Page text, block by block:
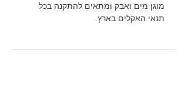
מוגן מים ואבק ומתאים להתקנה בכל
תנאי האקלים בארץ.